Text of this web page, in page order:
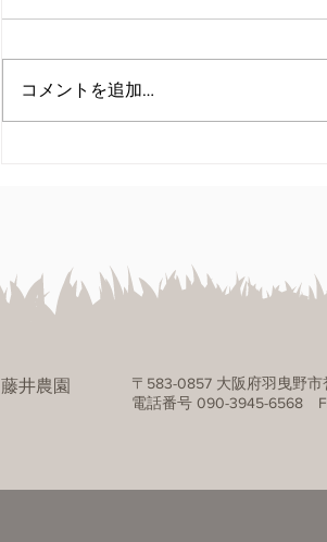
コメントを追加…
藤井農園
〒583-0857 大阪府羽曳野市
電話番号 090-3945-6568